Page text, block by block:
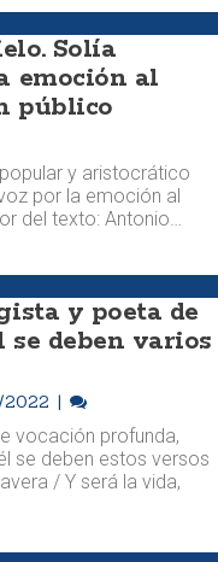
Solía
emoción al
público
y aristocrático
por la emoción al
del texto: Antonio…
y poeta de
deben varios
2022
vocación profunda,
se deben estos versos
/ Y será la vida,